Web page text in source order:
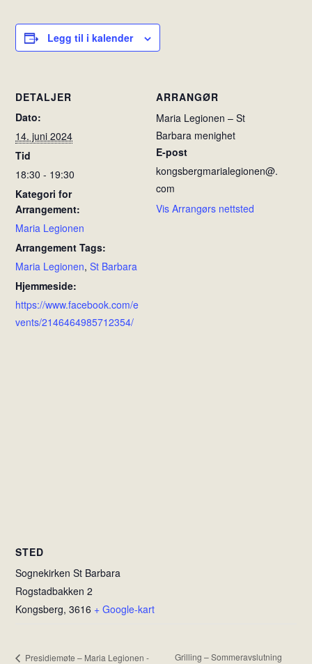
Legg til i kalender
DETALJER
Dato:
14. juni 2024
Tid
18:30 - 19:30
Kategori for
Arrangement:
Maria Legionen
Arrangement Tags:
Maria Legionen,St Barbara
Hjemmeside:
https://www.facebook.com/e
vents/2146464985712354/
ARRANGØR
Maria Legionen – St
Barbara menighet
E-post
kongsbergmarialegionen@.
com
Vis Arrangørs nettsted
STED
Sognekirken St Barbara
Rogstadbakken 2
Kongsberg, 3616 + Google-kart
Presidiemøte – Maria Legionen -
Grilling – Sommeravslutning